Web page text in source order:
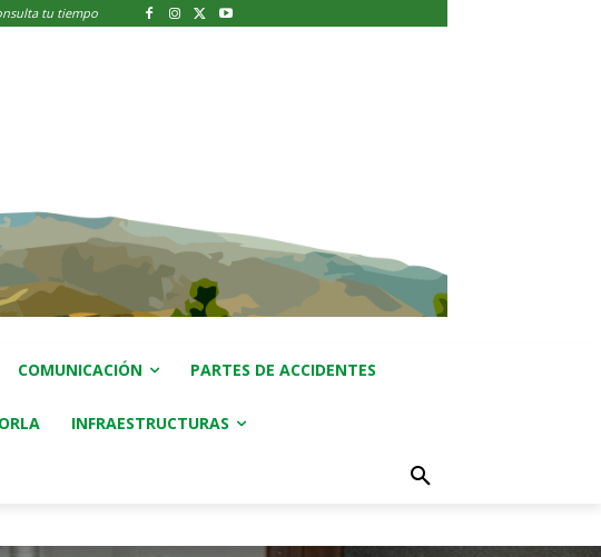
tu tiempo
COMUNICACIÓN PARTES DE ACCIDENTES
INFRAESTRUCTURAS